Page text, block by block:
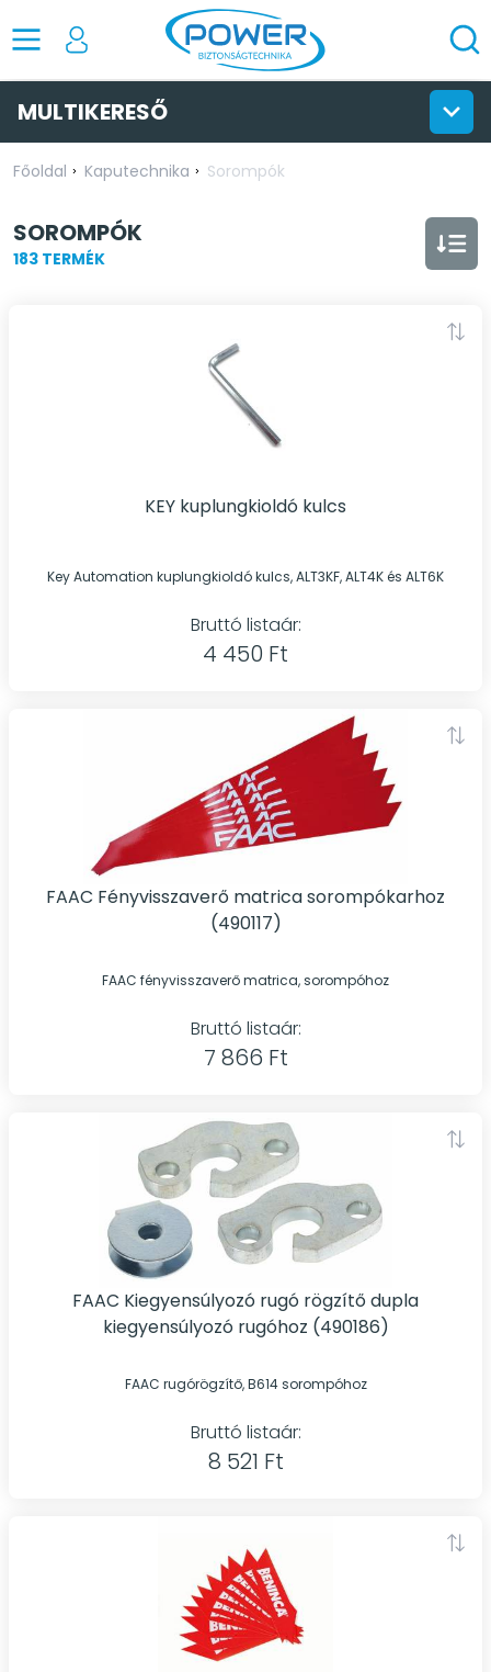
MULTIKERESŐ
Főoldal Kaputechnika Sorompók
SOROMPÓK
183 TERMÉK
KEY kuplungkioldó kulcs
Key Automation kuplungkioldó kulcs, ALT3KF, ALT4K és ALT6K
Bruttó listaár:
4 450 Ft
FAAC Fényvisszaverő matrica sorompókarhoz
(490117)
FAAC fényvisszaverő matrica, sorompóhoz
Bruttó listaár:
7 866 Ft
FAAC Kiegyensúlyozó rugó rögzítő dupla
kiegyensúlyozó rugóhoz (490186)
FAAC rugórögzítő, B614 sorompóhoz
Bruttó listaár:
8 521 Ft